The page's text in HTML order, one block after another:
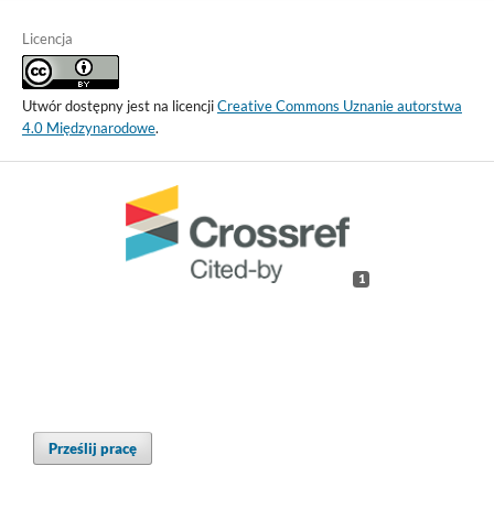
Licencja
Utwór dostępny jest na licencjiCreative Commons Uznanie autorstwa
4.0 Międzynarodowe.
1
Prześlij pracę